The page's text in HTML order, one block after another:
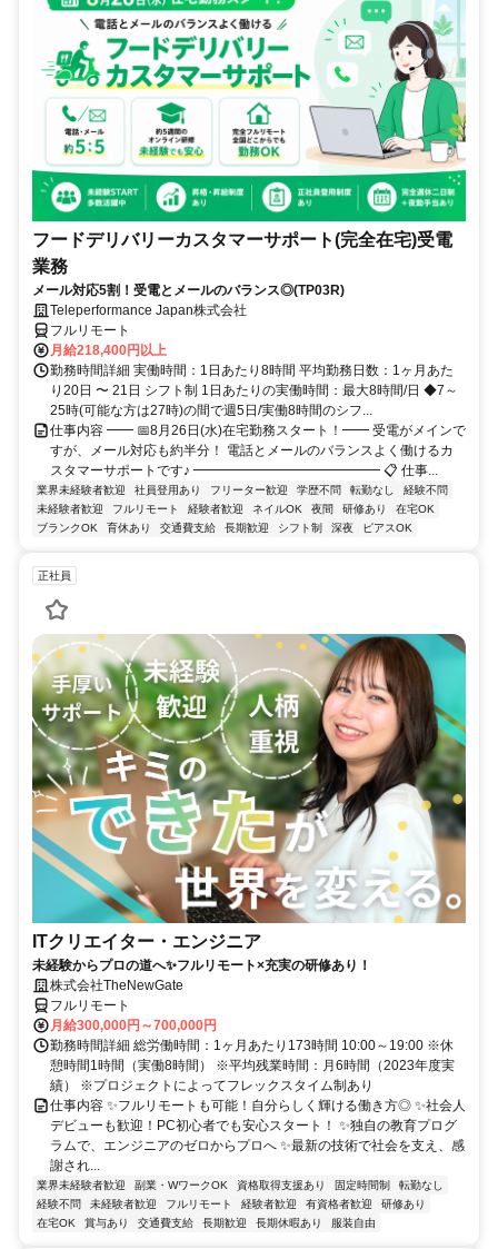
フードデリバリーカスタマーサポート(完全在宅)受電
業務
メール対応5割！受電とメールのバランス◎(TP03R)
Teleperformance Japan株式会社
フルリモート
月給218,400円以上
勤務時間詳細 実働時間：1日あたり8時間 平均勤務日数：1ヶ月あた
り20日 〜 21日 シフト制 1日あたりの実働時間：最大8時間/日 ◆7～
25時(可能な方は27時)の間で週5日/実働8時間のシフ...
仕事内容 ━━ 📅8月26日(水)在宅勤務スタート！━━ 受電がメインで
すが、メール対応も約半分！ 電話とメールのバランスよく働けるカ
スタマーサポートです♪ ━━━━━━━━━━━━━━ 📋 仕事...
業界未経験者歓迎 社員登用あり フリーター歓迎 学歴不問 転勤なし
経験不問
未経験者歓迎
フルリモート 経験者歓迎 ネイルOK 夜間 研修あり
在宅OK
ブランクOK
育休あり 交通費支給 長期歓迎 シフト制 深夜 ピアスOK
正社員
ITクリエイター・エンジニア
未経験からプロの道へ✨フルリモート×充実の研修あり！
株式会社TheNewGate
フルリモート
月給300,000円～700,000円
勤務時間詳細 総労働時間：1ヶ月あたり173時間 10:00～19:00 ※休
憩時間1時間（実働8時間） ※平均残業時間：月6時間（2023年度実
績） ※プロジェクトによってフレックスタイム制あり
仕事内容 ✨フルリモートも可能！自分らしく輝ける働き方◎ ✨社会人
デビューも歓迎！PC初心者でも安心スタート！ ✨独自の教育プログ
ラムで、エンジニアのゼロからプロへ ✨最新の技術で社会を支え、感
謝され...
業界未経験者歓迎 副業・WワークOK 資格取得支援あり 固定時間制
転勤なし
経験不問
未経験者歓迎 フルリモート 経験者歓迎 有資格者歓迎
研修あり
在宅OK
賞与あり 交通費支給 長期歓迎 長期休暇あり 服装自由